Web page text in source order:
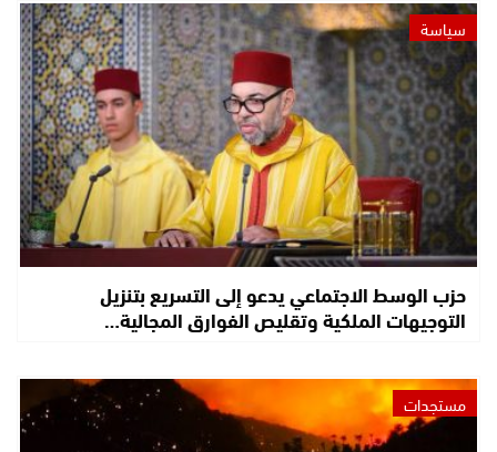
سياسة
حزب الوسط الاجتماعي يدعو إلى التسريع بتنزيل
التوجيهات الملكية وتقليص الفوارق المجالية…
مستجدات